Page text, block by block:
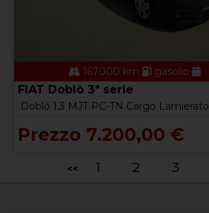
167000 km gasolio
FIAT Doblò 3ª serie
Doblò 1.3 MJT PC-TN Cargo Lamierato
Prezzo 7.200,00 €
<< 1 2 3